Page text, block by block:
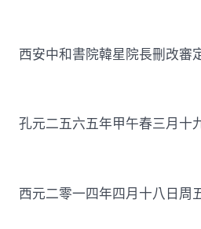
西安中和書院韓星院長刪改審
孔元二五六五年甲午春三月十
西元二零一四年四月十八日周